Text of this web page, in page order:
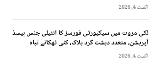
اگست 4, 2026
لکی مروت میں سیکیورٹی فورسز کا انٹیلی جنس بیسڈ
آپریشن، متعدد دہشت گرد ہلاک، کئی ٹھکانے تباہ
اگست 4, 2026